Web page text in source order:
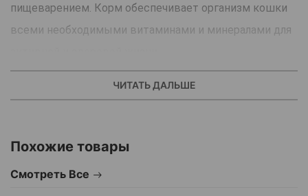
пищеварением. Корм обеспечивает организм кошки
всеми необходимыми витаминами и минералами для
Преимущества:
Поддержка блестящей шерсти благодаря Омега-3 и
Легкое пищеварение за счет ингредиентов на основе
Сильные кости и здоровье зубов
ЧИТАТЬ ДАЛЬШЕ
Похожие товары
Смотреть Все